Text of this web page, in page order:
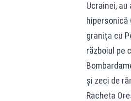
Ucrainei,
hipersonică
graniţa cu
războiul pe
şi zeci de
Racheta